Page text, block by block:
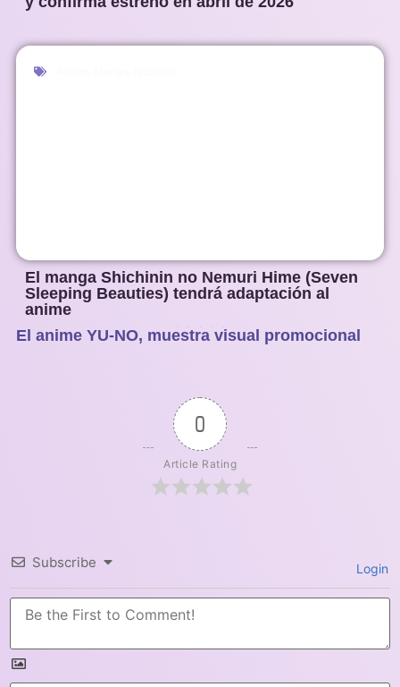
El manga Shichinin no Nemuri Hime (Seven
Sleeping Beauties) tendrá adaptación al
anime
El anime YU-NO, muestra visual promocional
0
Article Rating
Subscribe Login